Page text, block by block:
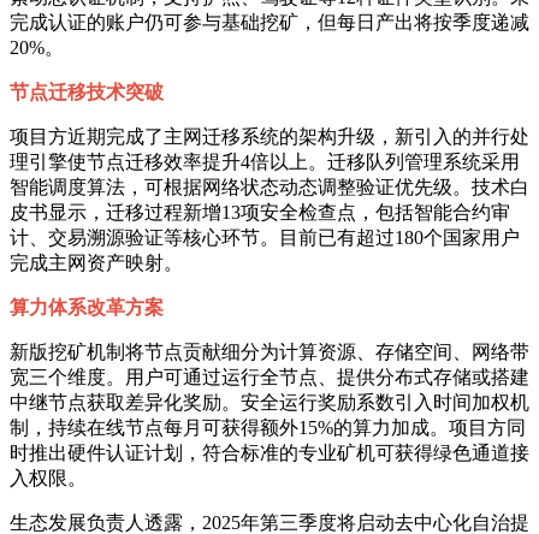
完成认证的账户仍可参与基础挖矿，但每日产出将按季度递减
20%。
节点迁移技术突破
项目方近期完成了主网迁移系统的架构升级，新引入的并行处
理引擎使节点迁移效率提升4倍以上。迁移队列管理系统采用
智能调度算法，可根据网络状态动态调整验证优先级。技术白
皮书显示，迁移过程新增13项安全检查点，包括智能合约审
计、交易溯源验证等核心环节。目前已有超过180个国家用户
完成主网资产映射。
算力体系改革方案
新版挖矿机制将节点贡献细分为计算资源、存储空间、网络带
宽三个维度。用户可通过运行全节点、提供分布式存储或搭建
中继节点获取差异化奖励。安全运行奖励系数引入时间加权机
制，持续在线节点每月可获得额外15%的算力加成。项目方同
时推出硬件认证计划，符合标准的专业矿机可获得绿色通道接
入权限。
生态发展负责人透露，2025年第三季度将启动去中心化自治提